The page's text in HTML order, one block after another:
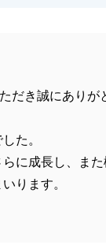
だき誠にありが
た。
に成長し、また
ります。